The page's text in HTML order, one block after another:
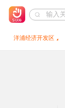
洋浦经济开发区